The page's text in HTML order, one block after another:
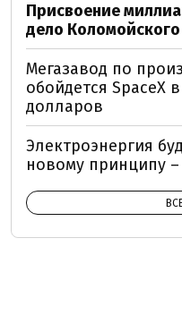
Присвоение
дело
Мегазавод по
обойдется SpaceX
долларов
Электроэнергия
новому принципу